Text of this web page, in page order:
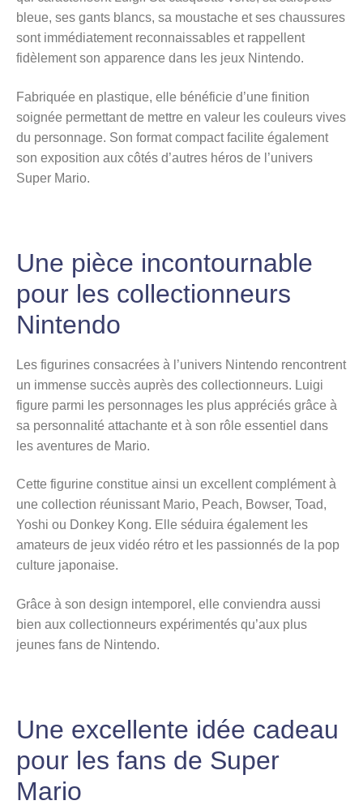
bleue, ses gants blancs, sa moustache et ses chaussures
sont immédiatement reconnaissables et rappellent
fidèlement son apparence dans les jeux Nintendo.
Fabriquée en plastique, elle bénéficie d’une finition
soignée permettant de mettre en valeur les couleurs vives
du personnage. Son format compact facilite également
son exposition aux côtés d’autres héros de l’univers
Super Mario.
Une pièce incontournable
pour les collectionneurs
Nintendo
Les figurines consacrées à l’univers Nintendo rencontrent
un immense succès auprès des collectionneurs. Luigi
figure parmi les personnages les plus appréciés grâce à
sa personnalité attachante et à son rôle essentiel dans
les aventures de Mario.
Cette figurine constitue ainsi un excellent complément à
une collection réunissant Mario, Peach, Bowser, Toad,
Yoshi ou Donkey Kong. Elle séduira également les
amateurs de jeux vidéo rétro et les passionnés de la pop
culture japonaise.
Grâce à son design intemporel, elle conviendra aussi
bien aux collectionneurs expérimentés qu’aux plus
jeunes fans de Nintendo.
Une excellente idée cadeau
pour les fans de Super
Mario